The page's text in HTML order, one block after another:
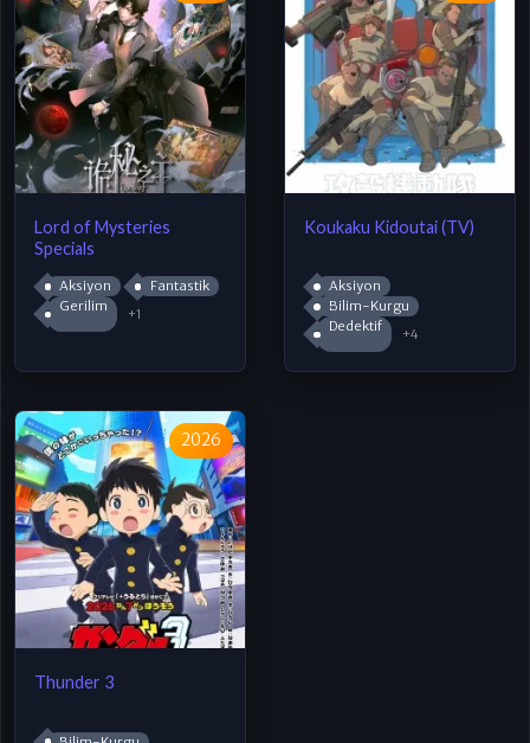
Lord of Mysteries
Specials
Aksiyon
Fantastik
Gerilim
+1
Koukaku Kidoutai (TV)
Aksiyon
Bilim-Kurgu
Dedektif
+4
2026
Thunder 3